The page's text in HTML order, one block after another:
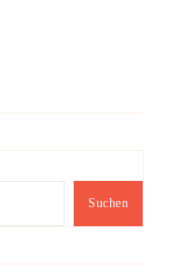
Suchen